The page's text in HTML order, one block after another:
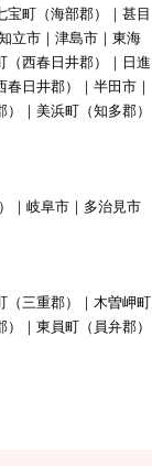
町（海部郡）｜甚目
立市｜津島市｜東海
（西春日井郡）｜日進
日井郡）｜半田市｜
｜美浜町（知多郡）
｜岐阜市｜多治見市
（三重郡）｜木曽岬町
｜東員町（員弁郡）